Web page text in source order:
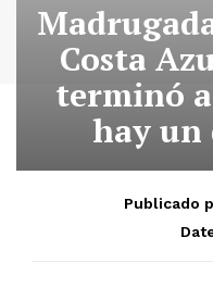
Costa
terminó
hay un
Publicado